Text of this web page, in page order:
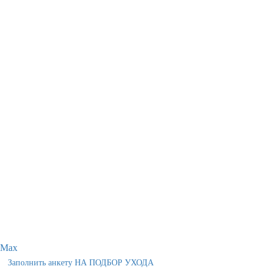
Max
Заполнить анкету НА ПОДБОР УХОДА